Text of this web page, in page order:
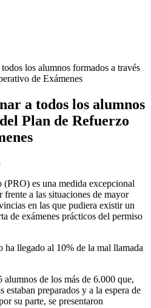
los alumnos formados a través
de Exámenes
a todos los alumnos
Plan de Refuerzo
es una medida excepcional
a las situaciones de mayor
en las que pudiera existir un
de exámenes prácticos del permiso
ha llegado al 10% de la mal llamada
de los más de 6.000 que,
estaban preparados y a la espera de
su parte, se presentaron